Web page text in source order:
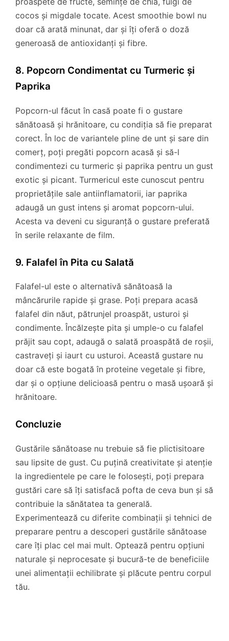
cocos și migdale tocate. Acest smoothie bowl nu
doar că arată minunat, dar și îți oferă o doză
generoasă de antioxidanți și fibre.
8. Popcorn Condimentat cu Turmeric și
Paprika
Popcorn-ul făcut în casă poate fi o gustare
sănătoasă și hrănitoare, cu condiția să fie preparat
corect. În loc de variantele pline de unt și sare din
comerț, poți pregăti popcorn acasă și să-l
condimentezi cu turmeric și paprika pentru un gust
exotic și picant. Turmericul este cunoscut pentru
proprietățile sale antiinflamatorii, iar paprika
adaugă un gust intens și aromat popcorn-ului.
Acesta va deveni cu siguranță o gustare preferată
în serile relaxante de film.
9. Falafel în Pita cu Salată
Falafel-ul este o alternativă sănătoasă la
mâncărurile rapide și grase. Poți prepara acasă
falafel din năut, pătrunjel proaspăt, usturoi și
condimente. Încălzește pita și umple-o cu falafel
prăjit sau copt, adaugă o salată proaspătă de roșii,
castraveți și iaurt cu usturoi. Această gustare nu
doar că este bogată în proteine vegetale și fibre,
dar și o opțiune delicioasă pentru o masă ușoară și
hrănitoare.
Concluzie
Gustările sănătoase nu trebuie să fie plictisitoare
sau lipsite de gust. Cu puțină creativitate și atenție
la ingredientele pe care le folosești, poți prepara
gustări care să îți satisfacă pofta de ceva bun și să
contribuie la sănătatea ta generală.
Experimentează cu diferite combinații și tehnici de
preparare pentru a descoperi gustările sănătoase
care îți plac cel mai mult. Optează pentru opțiuni
naturale și neprocesate și bucură-te de beneficiile
unei alimentații echilibrate și plăcute pentru corpul
tău.